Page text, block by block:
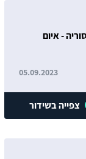
- איום
05.09.2023
צפייה בשידור